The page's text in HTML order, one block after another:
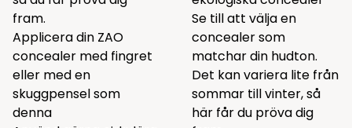
fram.
Applicera din ZAO
concealer med fingret
eller med en
skuggpensel som
denna
Se till att välja en
concealer som
matchar din hudton.
Det kan variera lite från
sommar till vinter, så
här får du pröva dig